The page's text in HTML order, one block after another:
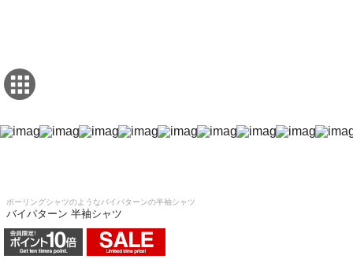
ボーリングシャツのようなバイパターンの半袖シャツ
バイパターン 半袖シャツ